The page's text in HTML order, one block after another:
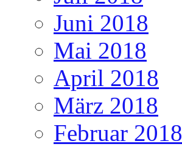
Juni 2018
Mai 2018
April 2018
März 2018
Februar 2018